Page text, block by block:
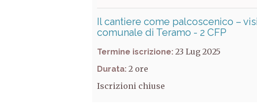
Il cantiere come palcoscenico –
comunale di Teramo - 2 CFP
Termine iscrizione: 23 Lug 2025
Durata: 2
Iscrizioni chiuse